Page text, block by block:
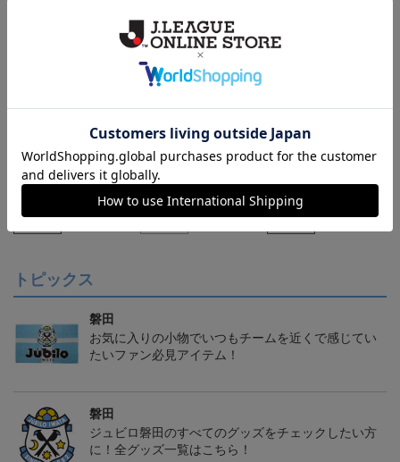
【S～4XL】2026/27ユニ
フォーム オーセンティッ
クモデル:FP1st
21,450円～25,950円
【S～4XL】2026/27ユニ
フォーム オーセンティッ
クモデル:GK
21,450円～25,950円
【S～4XL】2026/27ユニ
フォーム オーセンティッ
クモデル:FP2nd
21,450円～25,950円
トピックス
磐田
お気に入りの小物でいつもチームを近くで感じてい
たいファン必見アイテム！
磐田
ジュビロ磐田のすべてのグッズをチェックしたい方
に！全グッズ一覧はこちら！